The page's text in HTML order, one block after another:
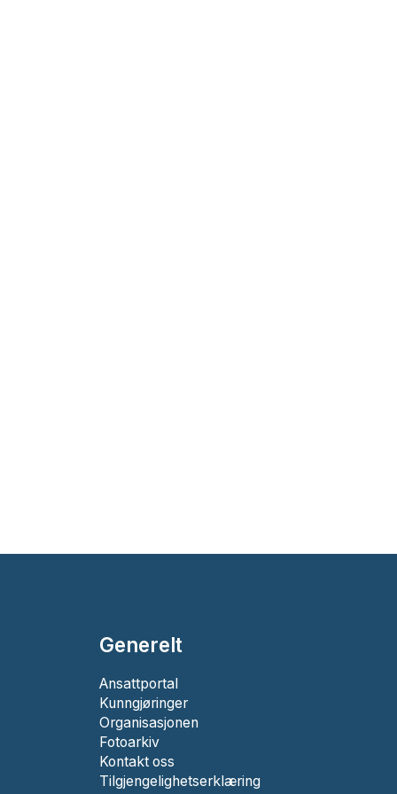
Generelt
Ansattportal
Kunngjøringer
Organisasjonen
Fotoarkiv
Kontakt oss
Tilgjengelighetserklæring